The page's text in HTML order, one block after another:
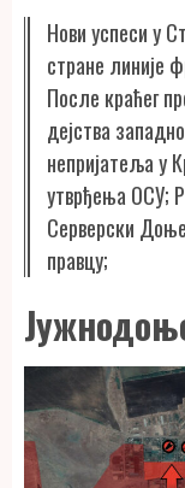
Нови успеси у
стране линије
После краћег
дејства
непријатеља у
утврђења ОСУ;
Серверски
правцу;